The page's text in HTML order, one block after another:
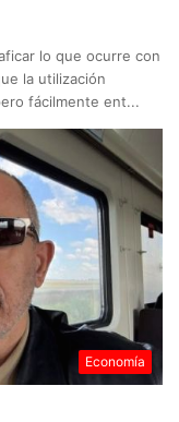
lo que ocurre con
la utilización
fácilmente ent...
Economía